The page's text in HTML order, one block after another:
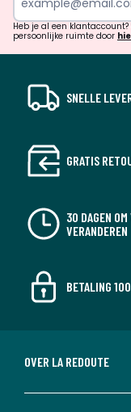
Heb je al een
persoonlijke ruimte door
SNELLE
GRATIS
30 DAGEN
VERANDEREN
BETALING
OVER LA REDOUTE